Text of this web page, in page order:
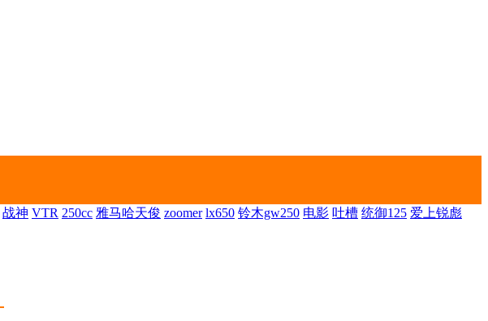
战神 VTR 250cc 雅马哈天俊 zoomer lx650 铃木gw250 电影 吐槽 统御125 爱上锐彪